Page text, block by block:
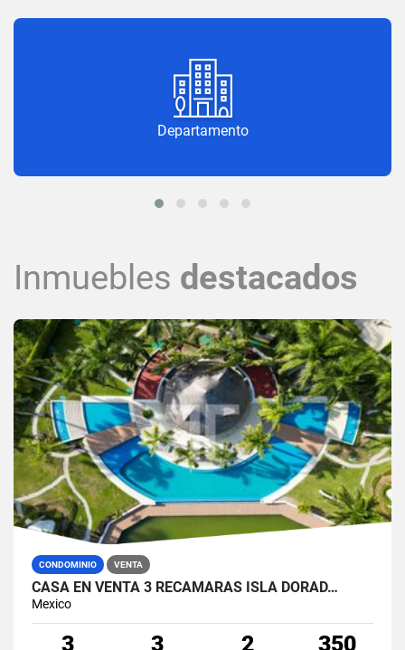
Departamento
Inmuebles destacados
CONDOMINIO VENTA
CASA EN VENTA 3 RECÁMARAS ISLA DORAD…
Mexico
3 3 2 350